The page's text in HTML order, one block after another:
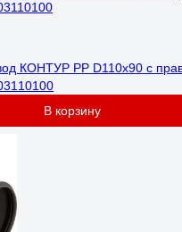
КОНТУР РР D110x90 с
В корзину